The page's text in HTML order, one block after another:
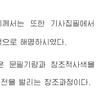
께서는 또한 기사집필에서
로 해명하시였다.
문필기량과 창조적사색을
을 벌리는 창조과정이다.